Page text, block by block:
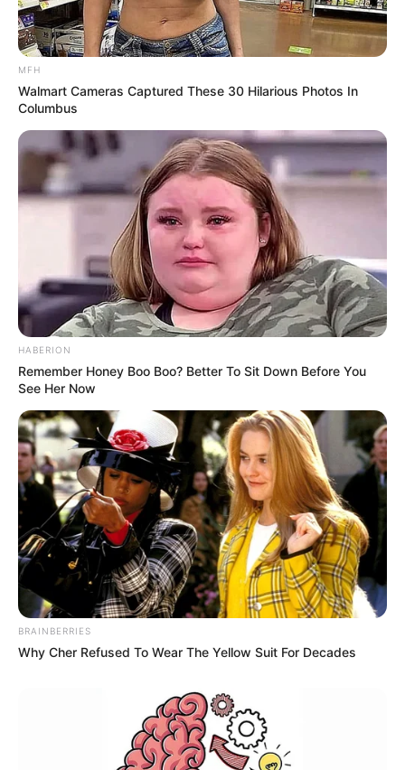
MFH
Walmart Cameras Captured These 30 Hilarious Photos In
Columbus
HABERION
Remember Honey Boo Boo? Better To Sit Down Before You
See Her Now
BRAINBERRIES
Why Cher Refused To Wear The Yellow Suit For Decades